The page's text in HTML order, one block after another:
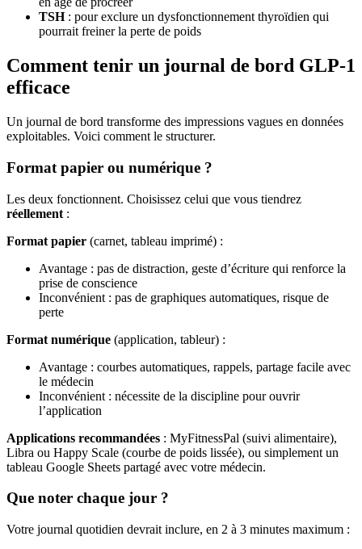
TSH: pour exclure un dysfonctionnement thyroïdien qui
pourrait freiner la perte de poids
Comment tenir un journal de bord GLP-1
efficace
Un journal de bord transforme des impressions vagues en données
exploitables. Voici comment le structurer.
Format papier ou numérique ?
Les deux fonctionnent. Choisissez celui que vous tiendrez
réellement :
Format papier (carnet, tableau imprimé) :
Avantage : pas de distraction, geste d’écriture qui renforce la
prise de conscience
Inconvénient : pas de graphiques automatiques, risque de
perte
Format numérique (application, tableur) :
Avantage : courbes automatiques, rappels, partage facile avec
le médecin
Inconvénient : nécessite de la discipline pour ouvrir
l’application
Applications recommandées : MyFitnessPal (suivi alimentaire),
Libra ou Happy Scale (courbe de poids lissée), ou simplement un
tableau Google Sheets partagé avec votre médecin.
Que noter chaque jour ?
Votre journal quotidien devrait inclure, en 2 à 3 minutes maximum :